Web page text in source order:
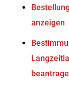
anzeigen